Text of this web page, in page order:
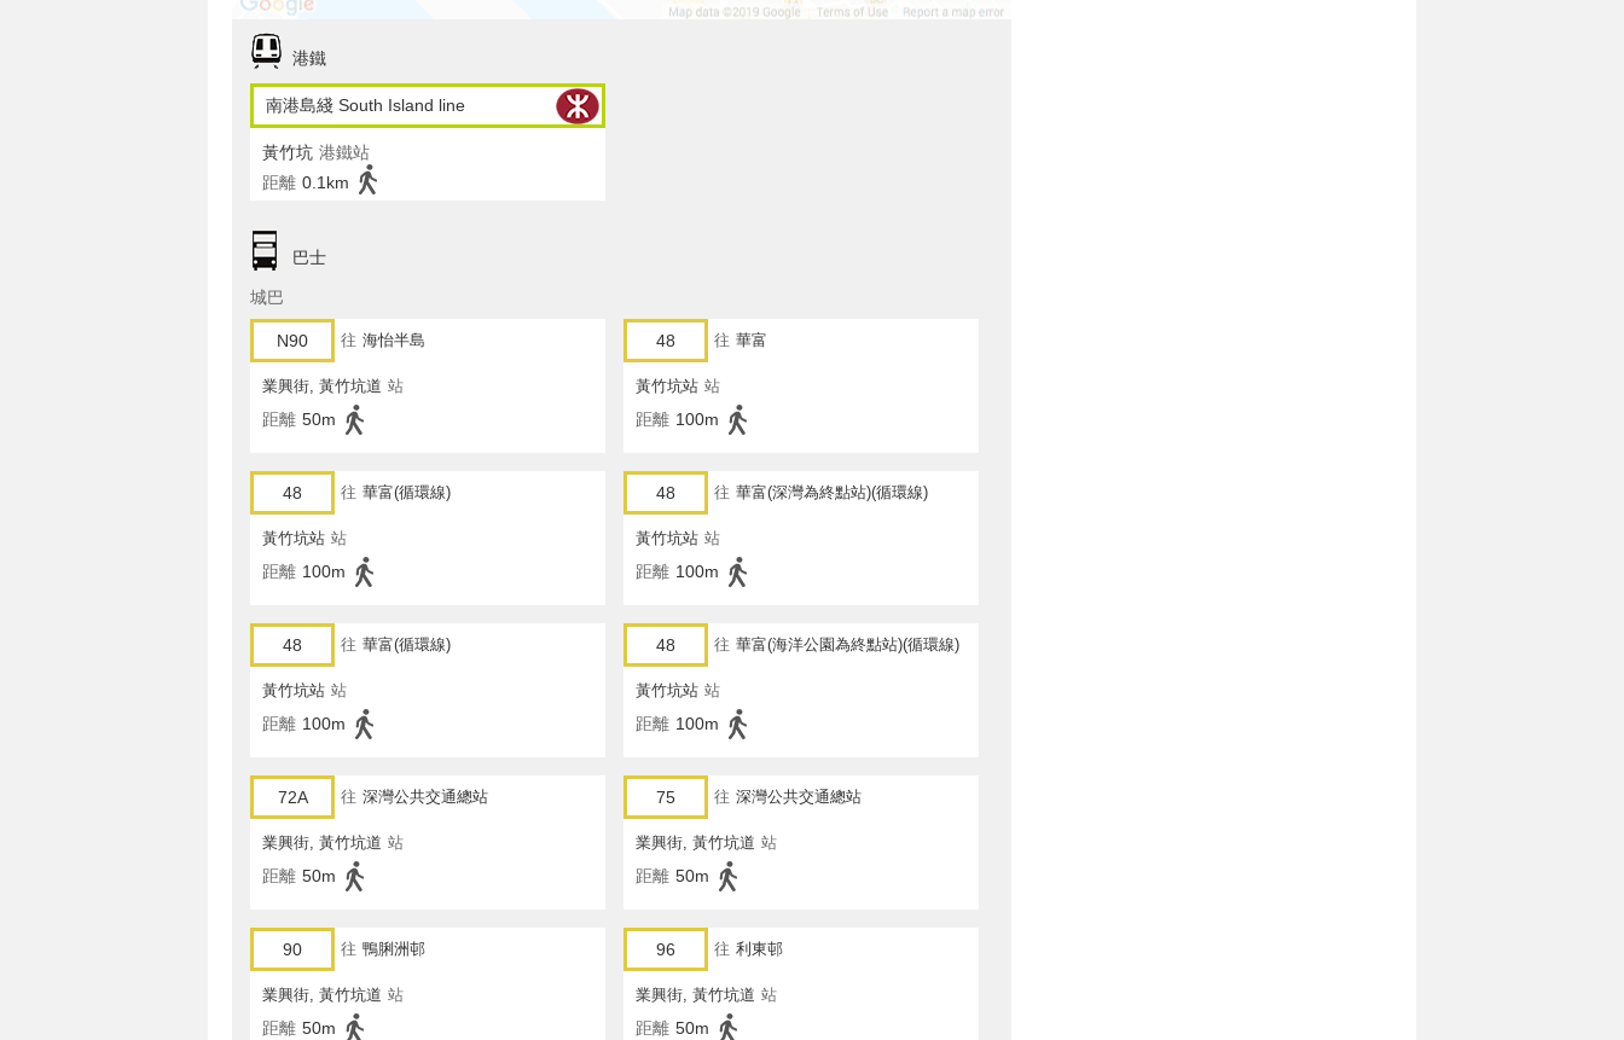
港鐵
南港島綫 South Island line
黃竹坑 港鐵站
距離 0.1km
巴士
城巴
N90 往 海怡半島
業興街, 黃竹坑道 站
距離 50m
48 往 華富
黃竹坑站 站
距離 100m
48 往 華富(循環線)
黃竹坑站 站
距離 100m
48 往 華富(深灣為終點站)(循環線)
黃竹坑站 站
距離 100m
48 往 華富(循環線)
黃竹坑站 站
距離 100m
48 往 華富(海洋公園為終點站)(循環線)
黃竹坑站 站
距離 100m
72A 往 深灣公共交通總站
業興街, 黃竹坑道 站
距離 50m
75 往 深灣公共交通總站
業興街, 黃竹坑道 站
距離 50m
90 往 鴨脷洲邨
業興街, 黃竹坑道 站
距離 50m
96 往 利東邨
業興街, 黃竹坑道 站
距離 50m